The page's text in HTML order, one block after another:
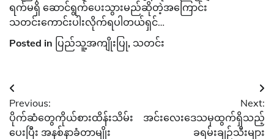
ရက်မရှိ ဆောင်ရွက်ပေးသွားမည်ဆိုတဲ့အကြောင်း
သတင်းကောင်းပါးလိုက်ရပါတယ်ရှင်…
Posted in ပြည်သူ့အကျိုးပြု, သတင်း
Post
navigation
Previous:
ပိုက်ဆံတွေကိုယ်စားထိန်းသိမ်း
ပေးပြီး အနစ်နာခံတာမျိုး
Next:
အင်းလေးဒေသမှထွက်ရှိသည့်
ခရမ်းချဉ်သီးများ